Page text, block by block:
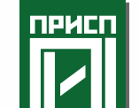
Категория:
Комментарии